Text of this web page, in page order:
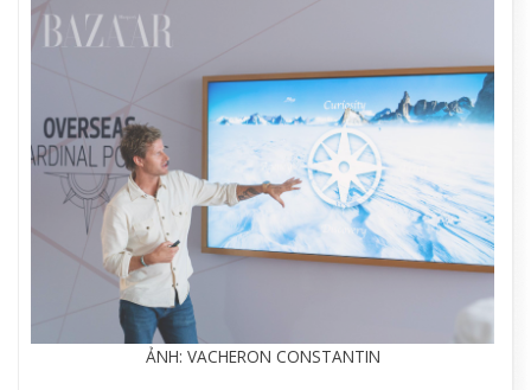
ẢNH: VACHERON CONSTANTIN